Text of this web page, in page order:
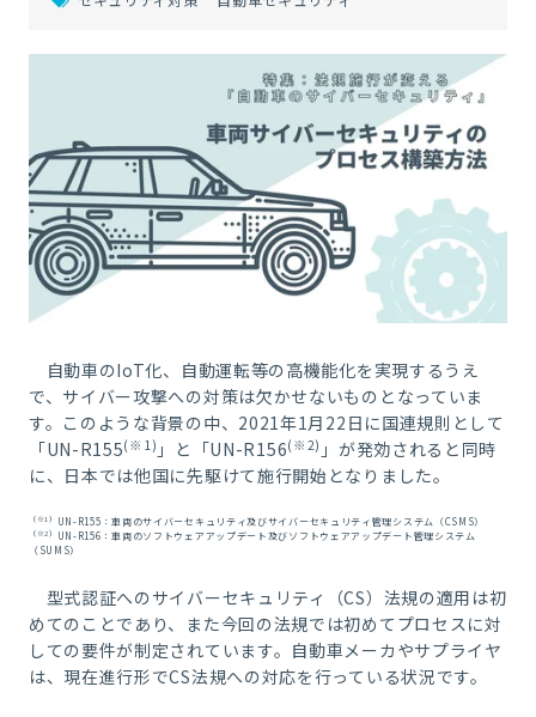
自動車のIoT化、自動運転等の高機能化を実現するうえ
で、サイバー攻撃への対策は欠かせないものとなっていま
す。このような背景の中、2021年1月22日に国連規則として
「UN-R155(※1) 」と「UN-R156(※2) 」が発効されると同時
に、日本では他国に先駆けて施行開始となりました。
（※1） UN-R155：車両のサイバーセキュリティ及びサイバーセキュリティ管理システム（CSMS）
（※2）
UN-R156：車両のソフトウェアアップデート及びソフトウェアアップデート管理システム
（SUMS）
型式認証へのサイバーセキュリティ（CS）法規の適用は初
めてのことであり、また今回の法規では初めてプロセスに対
しての要件が制定されています。自動車メーカやサプライヤ
は、現在進行形でCS法規への対応を行っている状況です。